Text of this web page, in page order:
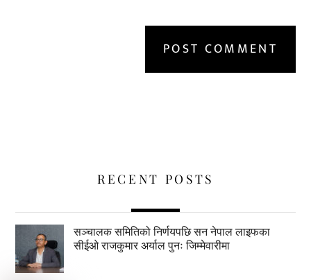
RECENT POSTS
सञ्चालक समितिको निर्णयपछि सन नेपाल लाइफका
सीईओ राजकुमार अर्याल पुनः जिम्मेवारीमा